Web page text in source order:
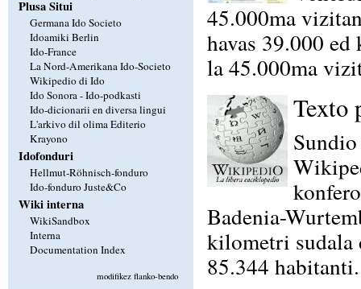
Plusa Situi
Germana Ido Societo
Idoamiki Berlin
Ido-France
La Nord-Amerikana Ido-Societo
Wikipedio di Ido
Ido Sonora - Ido-podkasti
Ido-dicionarii en diversa lingui
L'arkivo dil olima Editerio
Krayono
Idofonduri
Hellmut-Röhnisch-fonduro
Ido-fonduro Juste&Co
Wiki interna
WikiSandbox
Interna
Documentation Index
modifikez flanko-bendo
45.000ma
havas 39.000
la 45.000ma
Texto
Badenia-
kilometri sudala
85.344